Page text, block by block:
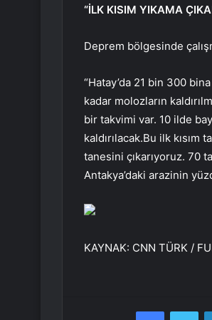
“İLK KISIM YIKAMA
Deprem bölgesinde
“Hatay’da 21 bin 300 bina
kadar molozların
bir takvimi var. 10 ilde
kaldırılacak.Bu ilk kısım
tanesini çıkarıyoruz. 70
Antakya’daki arazinin
KAYNAK: CNN TÜRK /
Facebook